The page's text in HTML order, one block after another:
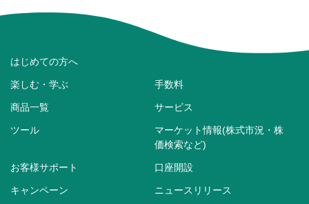
はじめての方へ
楽しむ・学ぶ 手数料
商品一覧 サービス
ツール
マーケット情報(株式市況・株
価検索など)
お客様サポート 口座開設
キャンペーン ニュースリリース